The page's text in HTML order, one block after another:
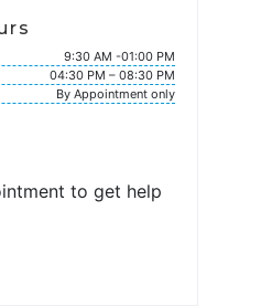
9:30 AM -01:00 PM
04:30 PM – 08:30 PM
By Appointment only
to get help